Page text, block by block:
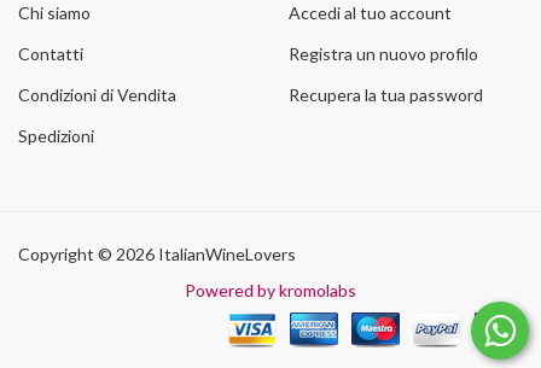
Chi siamo
Contatti
Condizioni di Vendita
Spedizioni
Accedi al tuo account
Registra un nuovo profilo
Recupera la tua password
Copyright © 2026 ItalianWineLovers
Powered by kromolabs